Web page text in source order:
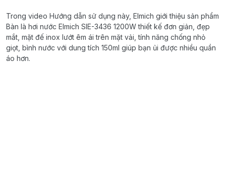
Trong video Hướng dẫn sử dụng này, Elmich giới thiệu sản phẩm
Bàn là hơi nước Elmich SIE-3436 1200W thiết kế đơn giản, đẹp
mắt, mặt đế inox lướt êm ái trên mặt vải, tính năng chống nhỏ
giọt, bình nước với dung tích 150ml giúp bạn ủi được nhiều quần
áo hơn.